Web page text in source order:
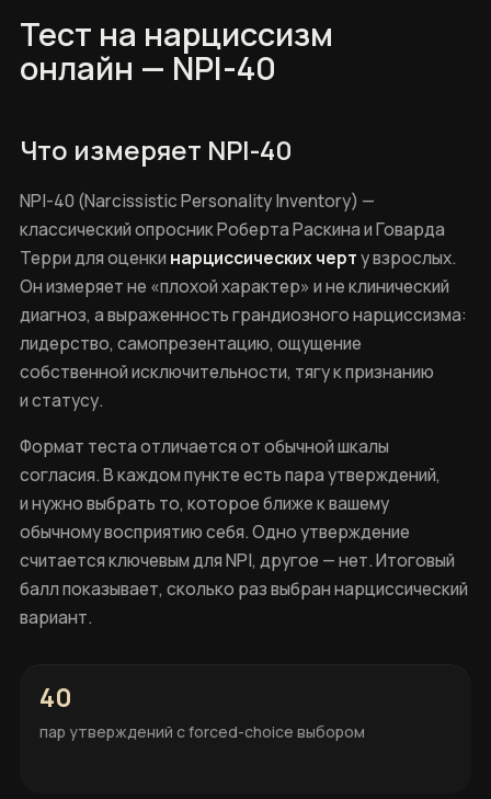
Тест на нарциссизм
онлайн — NPI-40
Что измеряет NPI-40
NPI-40 (Narcissistic Personality Inventory) —
классический опросник Роберта Раскина и Говарда
Терри для оценки нарциссических черту взрослых.
Он измеряет не «плохой характер» и не клинический
диагноз, а выраженность грандиозного нарциссизма:
лидерство, самопрезентацию, ощущение
собственной исключительности, тягу к признанию
и статусу.
Формат теста отличается от обычной шкалы
согласия. В каждом пункте есть пара утверждений,
и нужно выбрать то, которое ближе к вашему
обычному восприятию себя. Одно утверждение
считается ключевым для NPI, другое — нет. Итоговый
балл показывает, сколько раз выбран нарциссический
вариант.
40
пар утверждений с forced-choice выбором